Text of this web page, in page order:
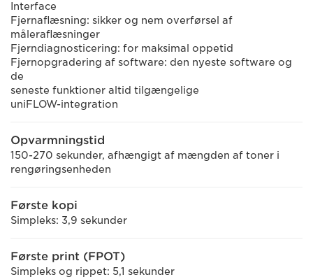
Interface
Fjernaflæsning: sikker og nem overførsel af
måleraflæsninger
Fjerndiagnosticering: for maksimal oppetid
Fjernopgradering af software: den nyeste software og
de
seneste funktioner altid tilgængelige
uniFLOW-integration
Opvarmningstid
150-270 sekunder, afhængigt af mængden af toner i
rengøringsenheden
Første kopi
Simpleks: 3,9 sekunder
Første print (FPOT)
Simpleks og rippet: 5,1 sekunder